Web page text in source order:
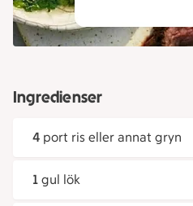
Ingredienser
4 port ris eller annat gryn
1 gul lök